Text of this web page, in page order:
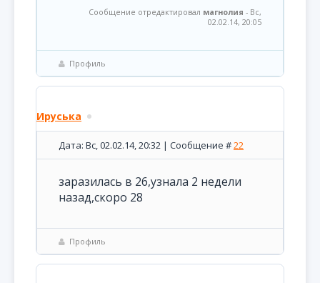
Сообщение отредактировал магнолия - Вс,
02.02.14, 20:05
Профиль
Ируська
Дата: Вс, 02.02.14, 20:32 | Сообщение #22
заразилась в 26,узнала 2 недели
назад,скоро 28
Профиль